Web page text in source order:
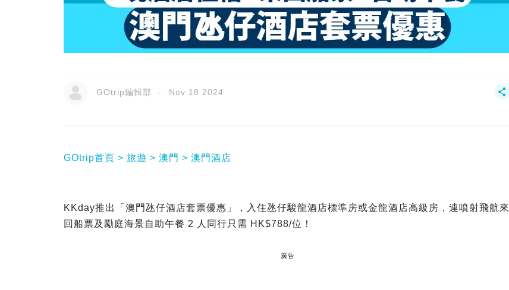
GOtrip編輯部 Nov 18 2024
GOtrip首頁 旅遊 澳門 澳門酒店
KKday推出「澳門氹仔酒店套票優惠」，入住氹仔駿龍酒店標準房或金龍酒店高級房，連噴射飛航來
回船票及勵庭海景自助午餐 2 人同行只需 HK$788/位！
廣告